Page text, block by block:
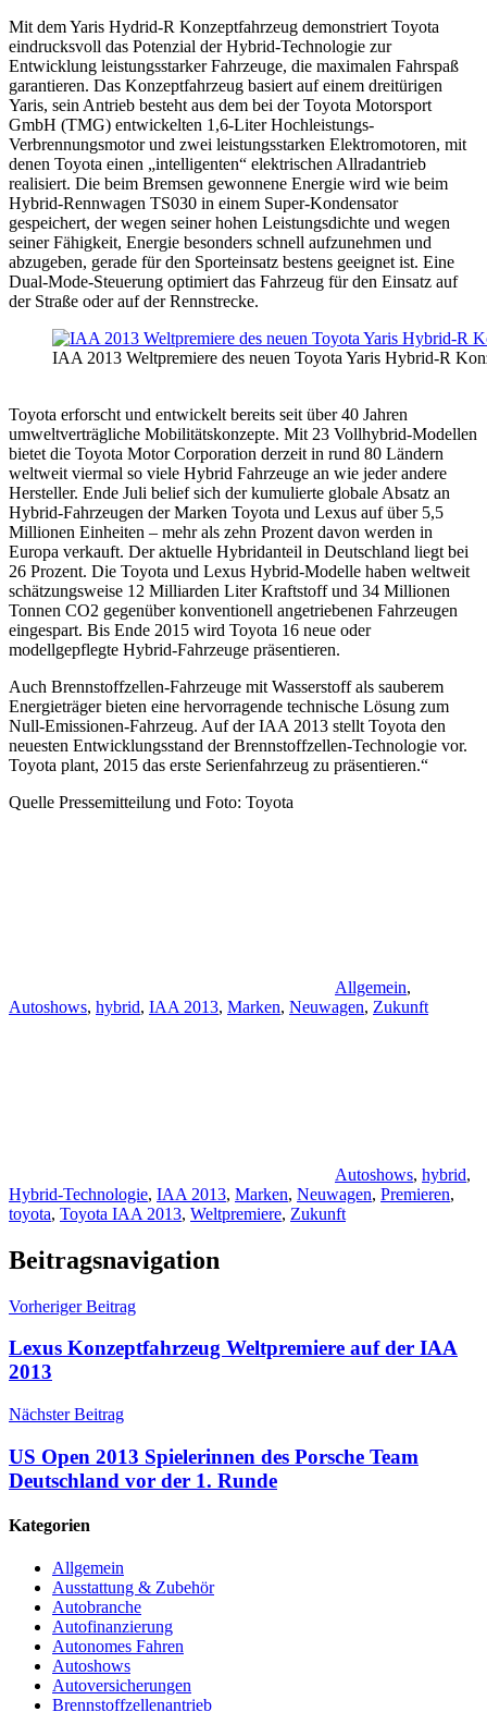
Mit dem Yaris Hydrid-R Konzeptfahrzeug demonstriert Toyota
eindrucksvoll das Potenzial der Hybrid-Technologie zur
Entwicklung leistungsstarker Fahrzeuge, die maximalen Fahrspaß
garantieren. Das Konzeptfahrzeug basiert auf einem dreitürigen
Yaris, sein Antrieb besteht aus dem bei der Toyota Motorsport
GmbH (TMG) entwickelten 1,6-Liter Hochleistungs-
Verbrennungsmotor und zwei leistungsstarken Elektromotoren, mit
denen Toyota einen „intelligenten“ elektrischen Allradantrieb
realisiert. Die beim Bremsen gewonnene Energie wird wie beim
Hybrid-Rennwagen TS030 in einem Super-Kondensator
gespeichert, der wegen seiner hohen Leistungsdichte und wegen
seiner Fähigkeit, Energie besonders schnell aufzunehmen und
abzugeben, gerade für den Sporteinsatz bestens geeignet ist. Eine
Dual-Mode-Steuerung optimiert das Fahrzeug für den Einsatz auf
der Straße oder auf der Rennstrecke.
IAA 2013 Weltpremiere des neuen Toyota Yaris Hybrid-R
Toyota erforscht und entwickelt bereits seit über 40 Jahren
umweltverträgliche Mobilitätskonzepte. Mit 23 Vollhybrid-Modellen
bietet die Toyota Motor Corporation derzeit in rund 80 Ländern
weltweit viermal so viele Hybrid Fahrzeuge an wie jeder andere
Hersteller. Ende Juli belief sich der kumulierte globale Absatz an
Hybrid-Fahrzeugen der Marken Toyota und Lexus auf über 5,5
Millionen Einheiten – mehr als zehn Prozent davon werden in
Europa verkauft. Der aktuelle Hybridanteil in Deutschland liegt bei
26 Prozent. Die Toyota und Lexus Hybrid-Modelle haben weltweit
schätzungsweise 12 Milliarden Liter Kraftstoff und 34 Millionen
Tonnen CO2 gegenüber konventionell angetriebenen Fahrzeugen
eingespart. Bis Ende 2015 wird Toyota 16 neue oder
modellgepflegte Hybrid-Fahrzeuge präsentieren.
Auch Brennstoffzellen-Fahrzeuge mit Wasserstoff als sauberem
Energieträger bieten eine hervorragende technische Lösung zum
Null-Emissionen-Fahrzeug. Auf der IAA 2013 stellt Toyota den
neuesten Entwicklungsstand der Brennstoffzellen-Technologie vor.
Toyota plant, 2015 das erste Serienfahrzeug zu präsentieren.“
Quelle Pressemitteilung und Foto: Toyota
Allgemein,
Autoshows, hybrid, IAA 2013, Marken, Neuwagen, Zukunft
Autoshows, hybrid,
Hybrid-Technologie, IAA 2013, Marken, Neuwagen, Premieren,
toyota, Toyota IAA 2013, Weltpremiere, Zukunft
Beitragsnavigation
Vorheriger Beitrag
Lexus Konzeptfahrzeug Weltpremiere auf der IAA
2013
Nächster Beitrag
US Open 2013 Spielerinnen des Porsche Team
Deutschland vor der 1. Runde
Kategorien
Allgemein
Ausstattung & Zubehör
Autobranche
Autofinanzierung
Autonomes Fahren
Autoshows
Autoversicherungen
Brennstoffzellenantrieb